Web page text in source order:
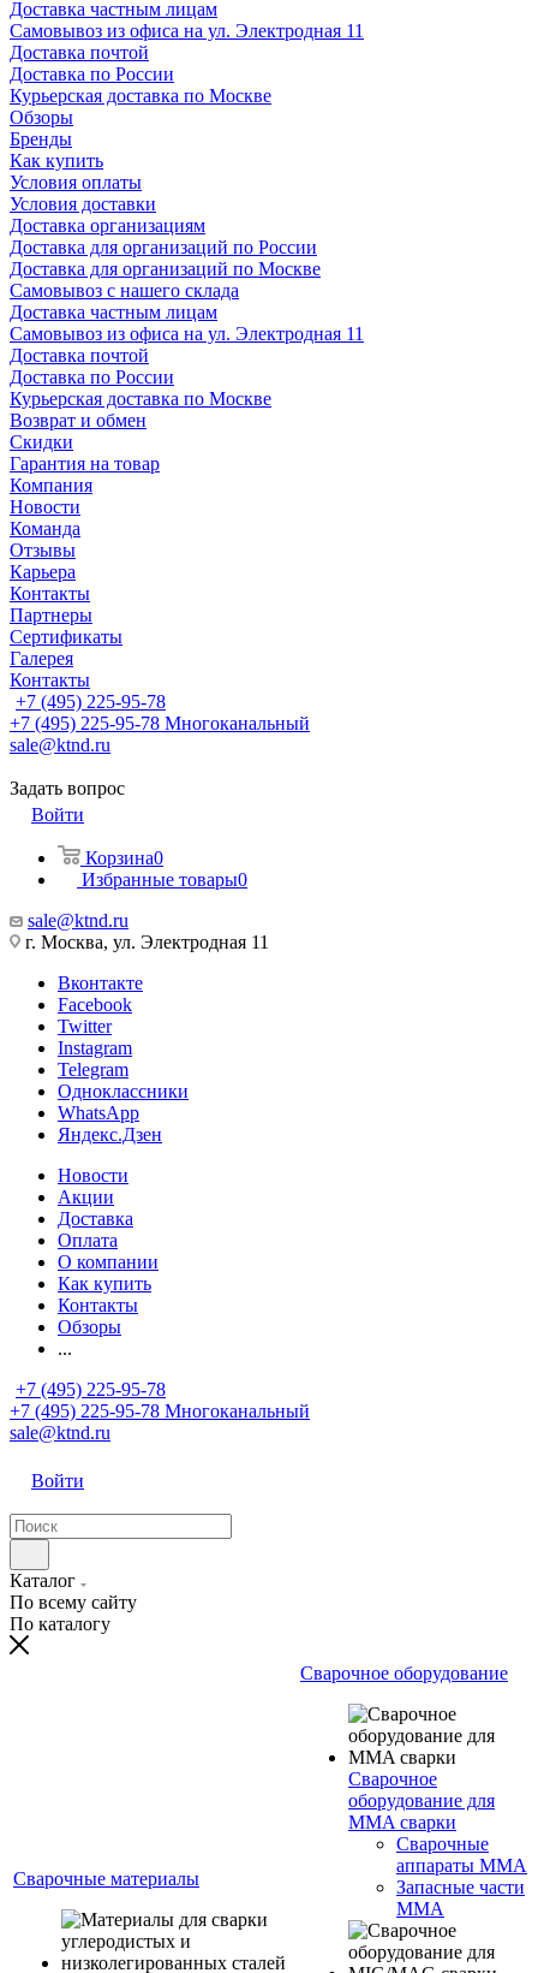
Доставка частным лицам
Самовывоз из офиса на ул. Электродная 11
Доставка почтой
Доставка по России
Курьерская доставка по Москве
Обзоры
Бренды
Как купить
Условия оплаты
Условия доставки
Доставка организациям
Доставка для организаций по России
Доставка для организаций по Москве
Самовывоз с нашего склада
Доставка частным лицам
Самовывоз из офиса на ул. Электродная 11
Доставка почтой
Доставка по России
Курьерская доставка по Москве
Возврат и обмен
Скидки
Гарантия на товар
Компания
Новости
Команда
Отзывы
Карьера
Контакты
Партнеры
Сертификаты
Галерея
Контакты
+7 (495) 225-95-78
+7 (495) 225-95-78 Многоканальный
sale@ktnd.ru
Задать вопрос
Войти
Корзина0
Избранные товары0
sale@ktnd.ru
г. Москва, ул. Электродная 11
Вконтакте
Facebook
Twitter
Instagram
Telegram
Одноклассники
WhatsApp
Яндекс.Дзен
Новости
Акции
Доставка
Оплата
О компании
Как купить
Контакты
Обзоры
...
+7 (495) 225-95-78
+7 (495) 225-95-78 Многоканальный
sale@ktnd.ru
Войти
Каталог
По всему сайту
По каталогу
Сварочные материалы
Сварочное оборудование
Сварочное
оборудование для
MMA сварки
Сварочные
аппараты MMA
Запасные части
MMA